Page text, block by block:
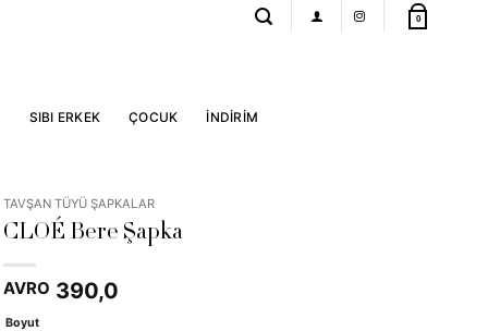
0
SIBI ERKEK ÇOCUK İNDİRİM
TAVŞAN TÜYÜ ŞAPKALAR
CLOÉ Bere Şapka
AVRO 390,0
Boyut